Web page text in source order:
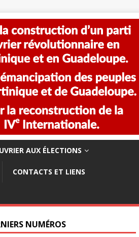
AUX ÉLECTIONS
CONTACTS ET LIENS
NUMÉROS